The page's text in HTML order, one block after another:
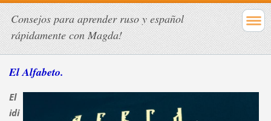
Consejos para aprender ruso y español
rápidamente con Magda!
El Alfabeto.
El
idi